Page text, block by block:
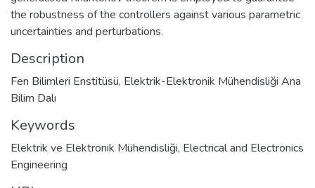
the robustness of the controllers against various parametric
uncertainties and perturbations.
Description
Fen Bilimleri Enstitüsü, Elektrik-Elektronik Mühendisliği Ana
Bilim Dalı
Keywords
Elektrik ve Elektronik Mühendisliği, Electrical and Electronics
Engineering